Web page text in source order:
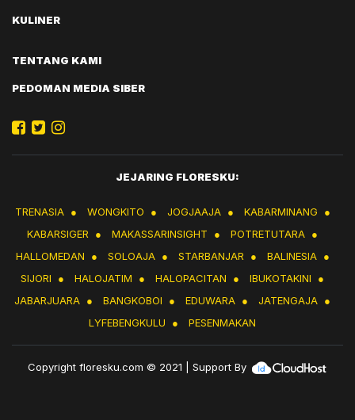
KULINER
TENTANG KAMI
PEDOMAN MEDIA SIBER
JEJARING FLORESKU:
TRENASIA ● WONGKITO ● JOGJAAJA ● KABARMINANG
●
KABARSIGER ● MAKASSARINSIGHT ● POTRETUTARA ●
HALLOMEDAN
● SOLOAJA ● STARBANJAR ● BALINESIA ●
SIJORI
● HALOJATIM ● HALOPACITAN ● IBUKOTAKINI
●
JABARJUARA ● BANGKOBOI ● EDUWARA ● JATENGAJA ●
LYFEBENGKULU
● PESENMAKAN
Copyrightfloresku.com © 2021 | Support By